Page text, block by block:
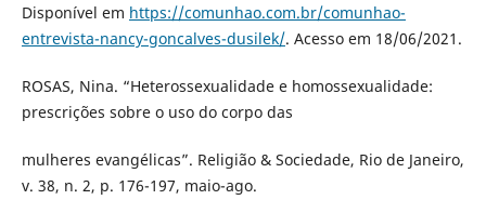
Disponível em https://comunhao.com.br/comunhao-
entrevista-nancy-goncalves-dusilek/. Acesso em 18/06/2021.
ROSAS, Nina. “Heterossexualidade e homossexualidade:
prescrições sobre o uso do corpo das
mulheres evangélicas”. Religião & Sociedade, Rio de Janeiro,
v. 38, n. 2, p. 176-197, maio-ago.